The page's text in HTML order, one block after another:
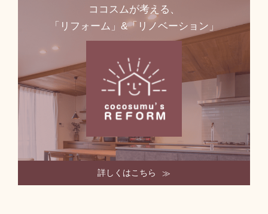
ココスムが考える、
「リフォーム」&「リノベーション」
詳しくはこちら